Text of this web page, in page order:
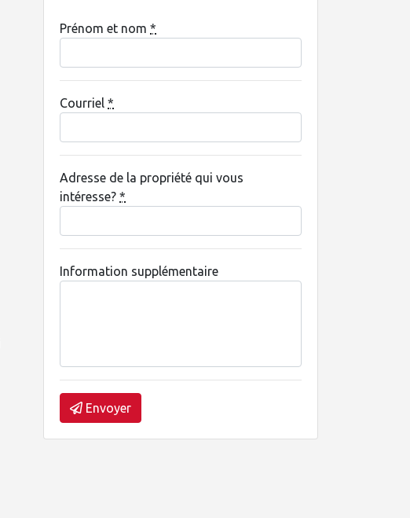
Prénom et nom *
Courriel *
Adresse de la propriété qui vous
intéresse? *
Information supplémentaire
Envoyer